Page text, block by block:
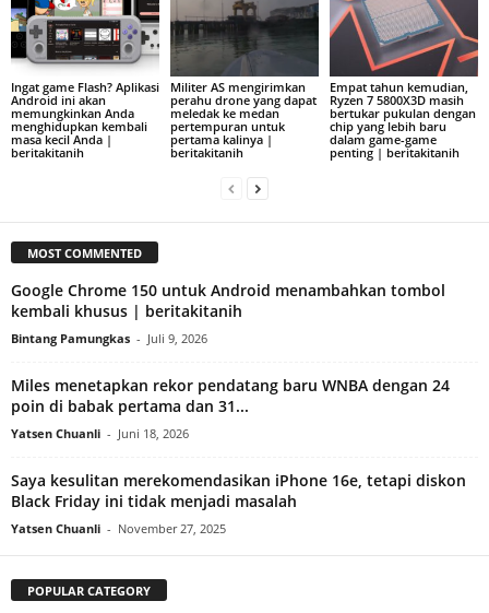
Ingat game Flash? Aplikasi
Android ini akan
memungkinkan Anda
menghidupkan kembali
masa kecil Anda |
beritakitanih
Militer AS mengirimkan
perahu drone yang dapat
meledak ke medan
pertempuran untuk
pertama kalinya |
beritakitanih
Empat tahun kemudian,
Ryzen 7 5800X3D masih
bertukar pukulan dengan
chip yang lebih baru
dalam game-game
penting | beritakitanih
MOST COMMENTED
Google Chrome 150 untuk Android menambahkan tombol
kembali khusus | beritakitanih
Bintang Pamungkas - Juli 9, 2026
Miles menetapkan rekor pendatang baru WNBA dengan 24
poin di babak pertama dan 31...
Yatsen Chuanli - Juni 18, 2026
Saya kesulitan merekomendasikan iPhone 16e, tetapi diskon
Black Friday ini tidak menjadi masalah
Yatsen Chuanli - November 27, 2025
POPULAR CATEGORY